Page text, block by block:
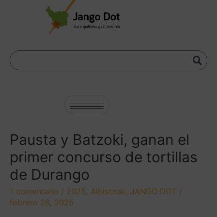
Pausta y Batzoki, ganan el
primer concurso de tortillas
de Durango
1 comentario / 2025, Albisteak, JANGO DOT /
febrero 26, 2025